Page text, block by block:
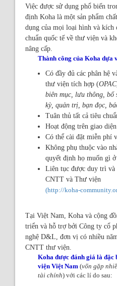
Z39.50 Search
Việc được sử dụng phổ biến
định Koha là một sản phẩm
dụng của mọi loại hình và kích
chuẩn quốc tế về thư viện và
nâng cấp.
Thành công của Koha dựa
Có đầy đủ các phân hệ
thư viện tích hợp (
biên mục, lưu thông, bổ
kỳ, quản trị, bạn đọc,
Tuân thủ tất cả tiêu
Hoạt động trên giao
Có thể cài đặt miễn phí
Không phụ thuộc vào
quyết định họ muốn gì
Liên tục được duy trì và
CNTT và Thư viện
(http://koha-
Tại Việt Nam, Koha và cộng
triển và hỗ trợ bởi Công ty cổ
nghệ D&L, đơn vị có nhiều
CNTT thư viện.
Koha được đánh giá là đặc
viện Việt Nam (vốn gặp
tài chính) với các lí do sau: